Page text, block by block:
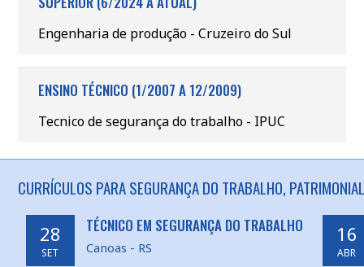
Engenharia de produção - Cruzeiro do Sul
ENSINO TÉCNICO (1/2007 A 12/2009)
Tecnico de segurança do trabalho - IPUC
CURRÍCULOS PARA SEGURANÇA DO TRABALHO,
28
SET
TÉCNICO EM SEGURANÇA DO TRABALHO
Canoas - RS
16
ABR